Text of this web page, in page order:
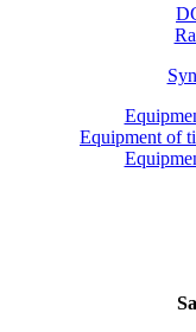
Equipment of